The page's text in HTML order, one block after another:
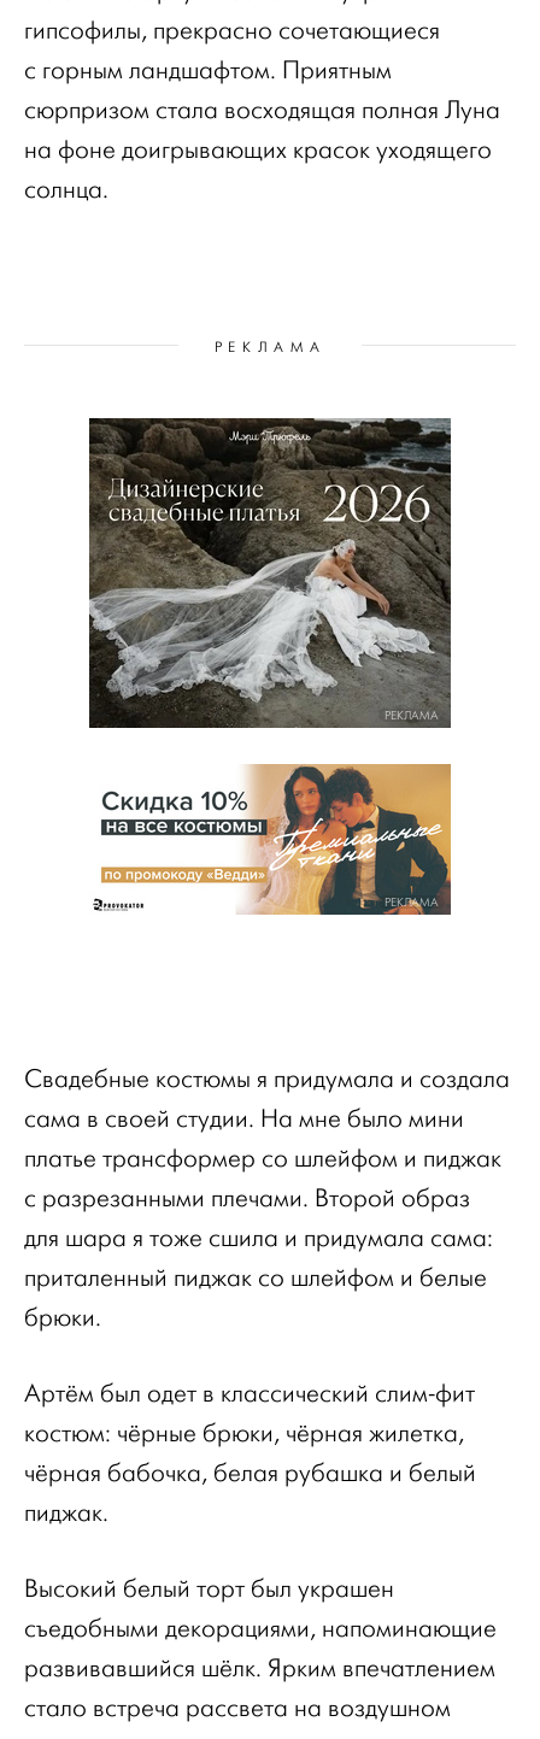
гипсофилы, прекрасно сочетающиеся
с горным ландшафтом. Приятным
сюрпризом стала восходящая полная Луна
на фоне доигрывающих красок уходящего
солнца.
РЕКЛАМА
РЕКЛАМА
РЕКЛАМА
Свадебные костюмы я придумала и создала
сама в своей студии. На мне было мини
платье трансформер со шлейфом и пиджак
с разрезанными плечами. Второй образ
для шара я тоже сшила и придумала сама:
приталенный пиджак со шлейфом и белые
брюки.
Артём был одет в классический слим-фит
костюм: чёрные брюки, чёрная жилетка,
чёрная бабочка, белая рубашка и белый
пиджак.
Высокий белый торт был украшен
съедобными декорациями, напоминающие
развивавшийся шёлк. Ярким впечатлением
стало встреча рассвета на воздушном